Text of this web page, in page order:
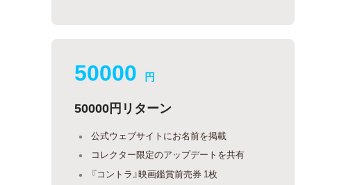
50000 円
50000円リターン
公式ウェブサイトにお名前を掲載
コレクター限定のアップデートを共有
『コントラ』映画鑑賞前売券 1枚